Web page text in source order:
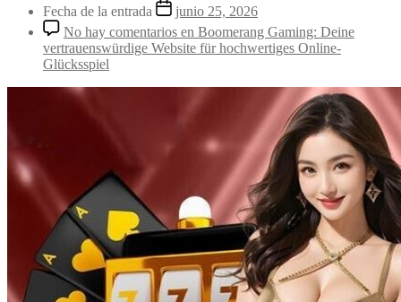
Fecha de la entrada
junio 25, 2026
No hay comentarios en Boomerang Gaming: Deine
vertrauenswürdige Website für hochwertiges Online-
Glücksspiel